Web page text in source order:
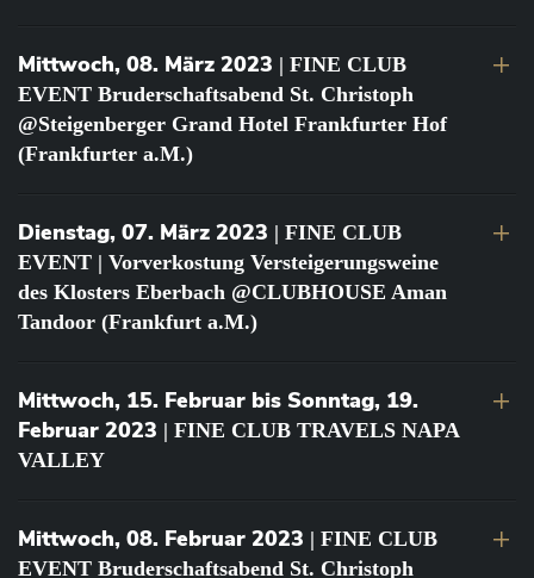
Mittwoch, 08. März 2023 | FINE CLUB
EVENT Bruderschaftsabend St. Christoph
@Steigenberger Grand Hotel Frankfurter Hof
(Frankfurter a.M.)
Dienstag, 07. März 2023 | FINE CLUB
EVENT | Vorverkostung Versteigerungsweine
des Klosters Eberbach @CLUBHOUSE Aman
Tandoor (Frankfurt a.M.)
Mittwoch, 15. Februar bis Sonntag, 19.
Februar 2023 | FINE CLUB TRAVELS NAPA
VALLEY
Mittwoch, 08. Februar 2023 | FINE CLUB
EVENT Bruderschaftsabend St. Christoph